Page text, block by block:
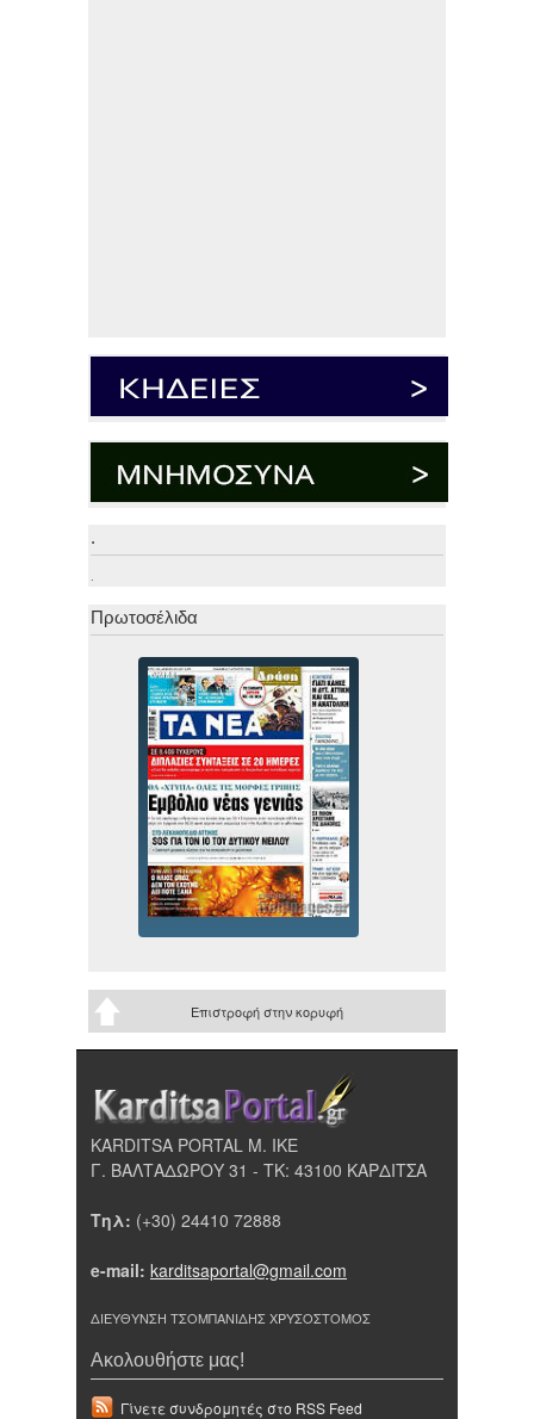
.
.
Πρωτοσέλιδα
Επιστροφή στην κορυφή
KARDITSA PORTAL Μ. ΙΚΕ
Γ. ΒΑΛΤΑΔΩΡΟΥ 31 - ΤΚ: 43100 ΚΑΡΔΙΤΣΑ
Τηλ: (+30) 24410 72888
e-mail: karditsaportal@gmail.com
ΔΙΕΥΘΥΝΣΗ ΤΣΟΜΠΑΝΙΔΗΣ ΧΡΥΣΟΣΤΟΜΟΣ
Ακολουθήστε μας!
Γίνετε συνδρομητές στο RSS Feed